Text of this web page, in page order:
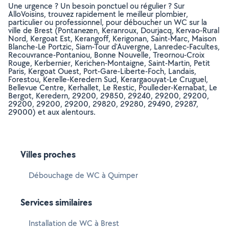
Une urgence ? Un besoin ponctuel ou régulier ? Sur
AlloVoisins, trouvez rapidement le meilleur plombier,
particulier ou professionnel, pour déboucher un WC sur la
ville de Brest (Pontanezen, Keranroux, Dourjacq, Kervao-Rural
Nord, Kergoat Est, Kerangoff, Kerigonan, Saint-Marc, Maison
Blanche-Le Portzic, Siam-Tour d'Auvergne, Lanredec-Facultes,
Recouvrance-Pontaniou, Bonne Nouvelle, Treornou-Croix
Rouge, Kerbernier, Kerichen-Montaigne, Saint-Martin, Petit
Paris, Kergoat Ouest, Port-Gare-Liberte-Foch, Landais,
Forestou, Kerelle-Keredern Sud, Kerargaouyat-Le Cruguel,
Bellevue Centre, Kerhallet, Le Restic, Poulleder-Kernabat, Le
Bergot, Keredern, 29200, 29850, 29240, 29200, 29200,
29200, 29200, 29200, 29820, 29280, 29490, 29287,
29000) et aux alentours.
Villes proches
Débouchage de WC à Quimper
Services similaires
Installation de WC à Brest